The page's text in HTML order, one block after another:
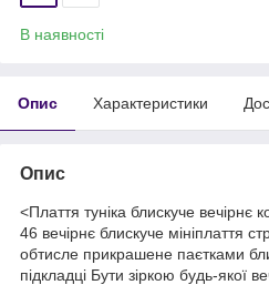
В наявності
Опис Характеристики
Опис
<Плаття туніка блискуче вечірнє
46 вечірнє блискуче мініплаття
обтисле прикрашене паєтками
підкладці Бути зіркою будь-якої